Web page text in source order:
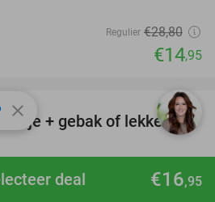
€16,95
deal
Regulier €28,80
€14,95
25%
+ gebak of lekkernij
9.6
close